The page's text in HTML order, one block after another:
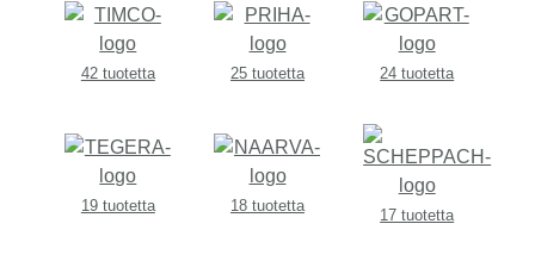
42 tuotetta 25 tuotetta 24 tuotetta
19 tuotetta 18 tuotetta
17 tuotetta